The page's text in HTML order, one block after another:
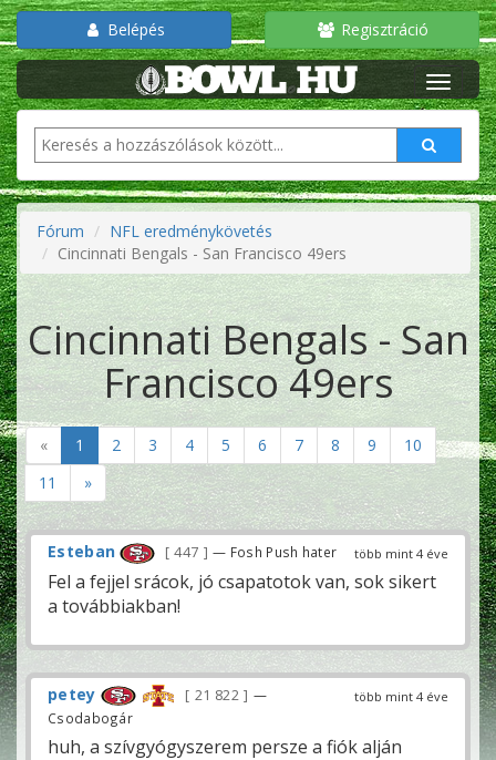
Belépés Regisztráció
Fórum
NFL eredménykövetés
Cincinnati Bengals - San Francisco 49ers
Cincinnati Bengals - San
Francisco 49ers
« 1 2 3 4 5 6 7 8 9
10
11
»
több mint 4 éve
Esteban 447 — Fosh Push hater
Fel a fejjel srácok, jó csapatotok van, sok sikert
a továbbiakban!
több mint 4 éve
petey 21 822
—
Csodabogár
huh, a szívgyógyszerem persze a fiók alján